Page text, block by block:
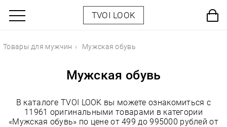
TVOI LOOK
Товары для мужчин Мужская обувь
Мужская обувь
В каталоге TVOI LOOK вы можете ознакомиться с
11961 оригинальными товарами в категории
«Мужская обувь» по цене от 499 до 995000 рублей от